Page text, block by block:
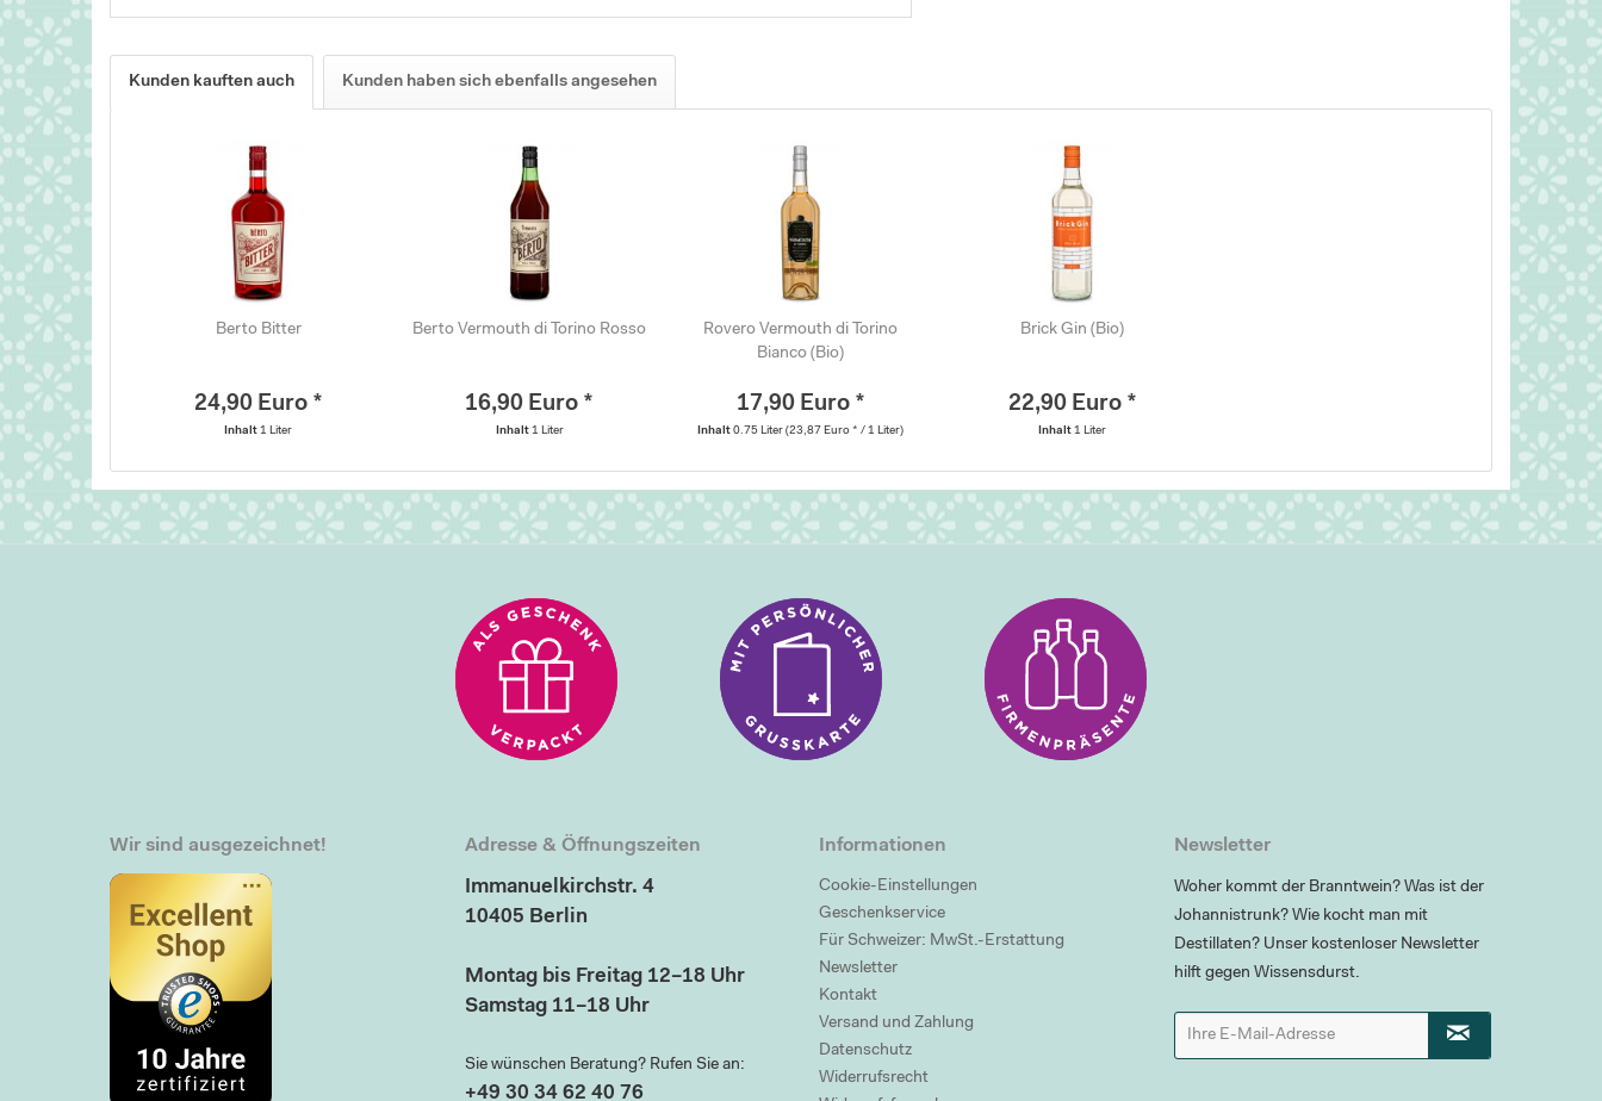
Kunden kauften auch Kunden haben sich ebenfalls angesehen
Berto Bitter
24,90 Euro *
Inhalt1 Liter
Berto Vermouth di Torino Rosso
16,90 Euro *
Inhalt 1 Liter
Rovero Vermouth di Torino
Bianco (Bio)
17,90 Euro *
Inhalt0.75 Liter(23,87 Euro * / 1 Liter)
Brick Gin (Bio)
22,90 Euro *
Inhalt1 Liter
Wir sind ausgezeichnet! Adresse & Öffnungszeiten
Immanuelkirchstr. 4
10405 Berlin
Montag bis Freitag 12–18 Uhr
Samstag 11–18 Uhr
Sie wünschen Beratung? Rufen Sie an:
+49 30 34 62 40 76
Informationen
Cookie-Einstellungen
Geschenkservice
Für Schweizer: MwSt.-Erstattung
Newsletter
Kontakt
Versand und Zahlung
Datenschutz
Widerrufsrecht
Newsletter
Woher kommt der Branntwein? Was ist der
Johannistrunk? Wie kocht man mit
Destillaten? Unser kostenloser Newsletter
hilft gegen Wissensdurst.